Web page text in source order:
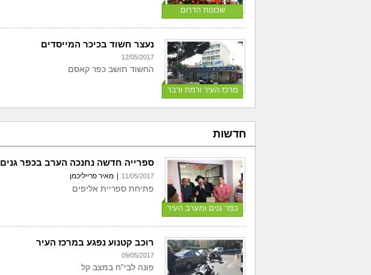
שכונות הדרום
מרכז העיר ורמת ורבר
נעצר חשוד בכיכר המייסדים
12/05/2017
החשוד תושב כפר קאסם
חדשות
כפר גנים ומערב העיר
ספרייה חדשה נחנכה הערב בכפר גנים
11/05/2017 מאיר פרייליכמן
פתיחת ספריית אליפים
רוכב קטנוע נפגע במרכז העיר
09/05/2017
פונה לבי"ח במצב קל